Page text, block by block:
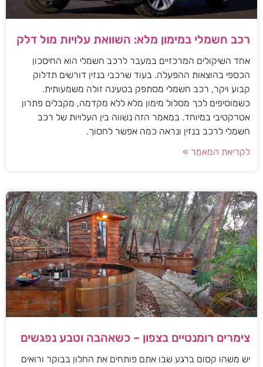
רכב חשמלי במימון מלא: השוואת עלויות מול דלק
אחד השיקולים המרכזיים במעבר לרכב חשמלי הוא החיסכון
הכספי בהוצאות ההפעלה. בעוד שרכבי בנזין דורשים תדלוק
קבוע ויקר, רכב חשמלי מסתפק בטעינה זולה משמעותית.
כשמוסיפים לכך מסלול מימון מלא ללא מקדמה, מקבלים פתרון
אטרקטיבי במיוחד. במאמר הזה נשווה בין העלויות של רכב
חשמלי לרכב בנזין ונראה כמה אפשר לחסוך.
לקריאת המאמר »
צימרים רומנטיים בצפון – כשאהבה וטבע נפגשים
יש משהו קסום ברגע שבו אתם פותחים את החלון בבוקר ורואים